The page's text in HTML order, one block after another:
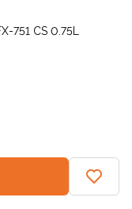
751 CS 0.75L